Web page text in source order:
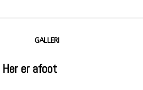
GALLERI
Her er afoot